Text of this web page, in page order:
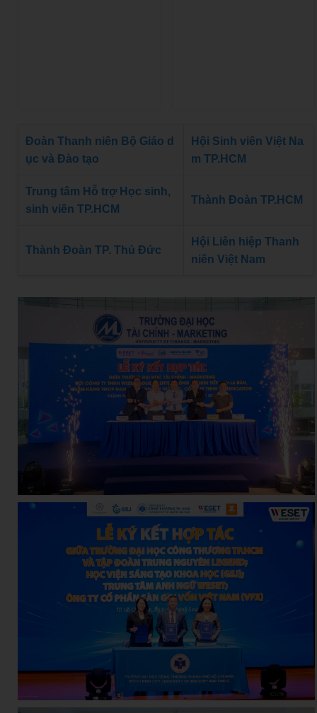
Đoàn Thanh niên Bộ Giáo d
ục và Đào tạo
Hội Sinh viên Việt Na
m TP.HCM
Trung tâm Hỗ trợ Học sinh,
sinh viên TP.HCM
Thành Đoàn TP.HCM
Thành Đoàn TP. Thủ Đức
Hội Liên hiệp Thanh
niên Việt Nam